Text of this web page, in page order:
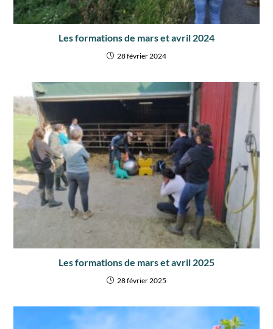
Les formations de mars et avril 2024
28 février 2024
Les formations de mars et avril 2025
28 février 2025